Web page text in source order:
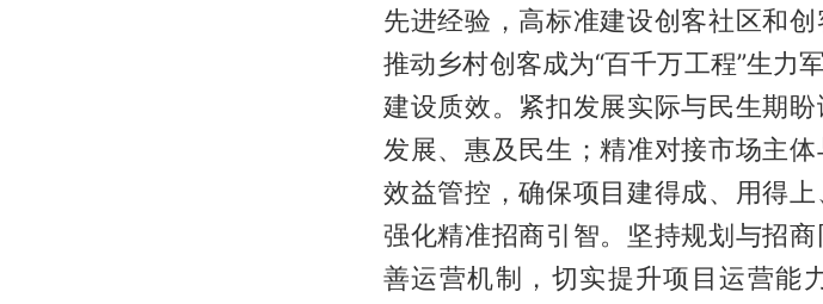
先进经验，高标准建设创客社区和
推动乡村创客成为“百千万工程”生力
建设质效。紧扣发展实际与民生期
发展、惠及民生；精准对接市场主
效益管控，确保项目建得成、用得
强化精准招商引智。坚持规划与招
善运营机制，切实提升项目运营能